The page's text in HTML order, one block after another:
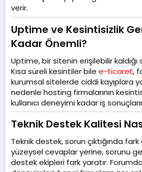
verir.
Uptime ve Kesintisizlik
Kadar Önemli?​
Uptime, bir sitenin erişilebilir
Kısa süreli kesintiler bile e-ticaret,
kurumsal sitelerde ciddi kayıplara
nedenle hosting firmalarının
kullanıcı deneyimi kadar iş
Teknik Destek Kalitesi
Teknik destek, sorun çıktığında fark
yüzeysel cevaplar yerine, sorunu
destek ekipleri fark yaratır.